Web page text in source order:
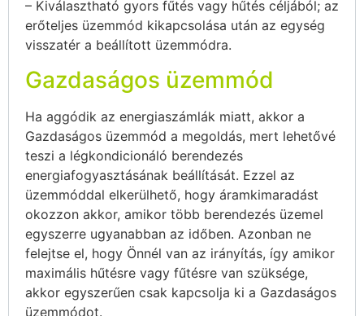
– Kiválasztható gyors fűtés vagy hűtés céljából; az
erőteljes üzemmód kikapcsolása után az egység
visszatér a beállított üzemmódra.
Gazdaságos üzemmód
Ha aggódik az energiaszámlák miatt, akkor a
Gazdaságos üzemmód a megoldás, mert lehetővé
teszi a légkondicionáló berendezés
energiafogyasztásának beállítását. Ezzel az
üzemmóddal elkerülhető, hogy áramkimaradást
okozzon akkor, amikor több berendezés üzemel
egyszerre ugyanabban az időben. Azonban ne
felejtse el, hogy Önnél van az irányítás, így amikor
maximális hűtésre vagy fűtésre van szüksége,
akkor egyszerűen csak kapcsolja ki a Gazdaságos
üzemmódot.